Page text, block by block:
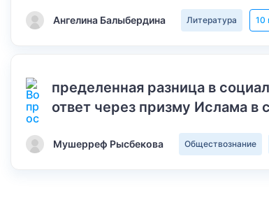
Ангелина Балыбердина Литература 10
пределенная разница в
ответ через призму Ислама в
Мушерреф Рысбекова Обществознание